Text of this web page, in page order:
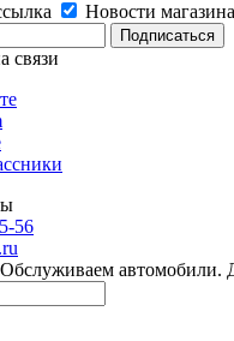
Новости магазина
связи
56
автомобили.